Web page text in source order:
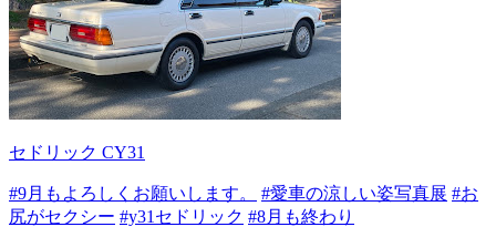
セドリック CY31
#9月もよろしくお願いします。 #愛車の涼しい姿写真展 #お
尻がセクシー #y31セドリック #8月も終わり